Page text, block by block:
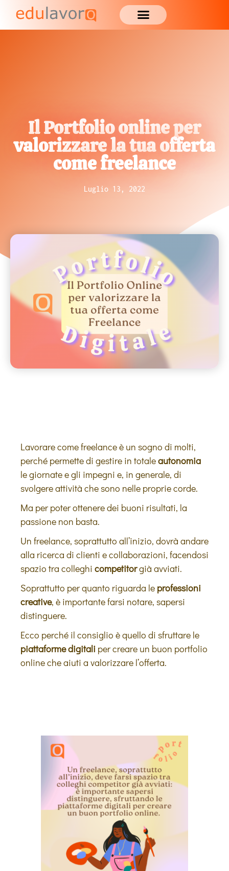
Il Portfolio online per
valorizzare la tua offerta
come freelance
Luglio 13, 2022
Lavorare come freelance è un sogno di molti,
perché permette di gestire in totaleautonomia
le giornate e gli impegni e, in generale, di
svolgere attività che sono nelle proprie corde.
Ma per poter ottenere dei buoni risultati, la
passione non basta.
Un freelance, soprattutto all’inizio, dovrà andare
alla ricerca di clienti e collaborazioni, facendosi
spazio tra colleghi competitorgià avviati.
Soprattutto per quanto riguarda le professioni
creative, è importante farsi notare, sapersi
distinguere.
Ecco perché il consiglio è quello di sfruttare le
piattaforme digitali per creare un buon portfolio
online che aiuti a valorizzare l’offerta.